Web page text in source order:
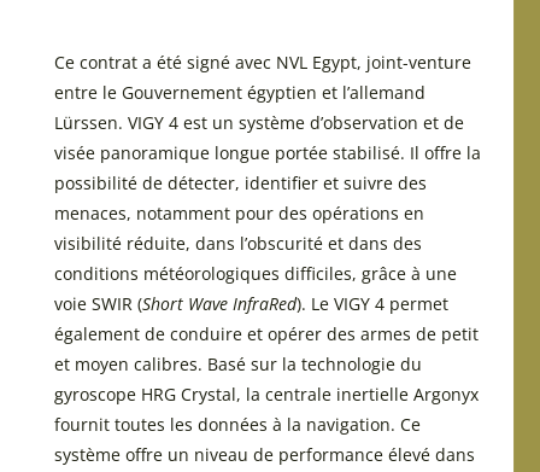
Ce contrat a été signé avec NVL Egypt, joint-venture
entre le Gouvernement égyptien et l’allemand
Lürssen. VIGY 4 est un système d’observation et de
visée panoramique longue portée stabilisé. Il offre la
possibilité de détecter, identifier et suivre des
menaces, notamment pour des opérations en
visibilité réduite, dans l’obscurité et dans des
conditions météorologiques difficiles, grâce à une
voie SWIR (Short Wave InfraRed). Le VIGY 4 permet
également de conduire et opérer des armes de petit
et moyen calibres. Basé sur la technologie du
gyroscope HRG Crystal, la centrale inertielle Argonyx
fournit toutes les données à la navigation. Ce
système offre un niveau de performance élevé dans